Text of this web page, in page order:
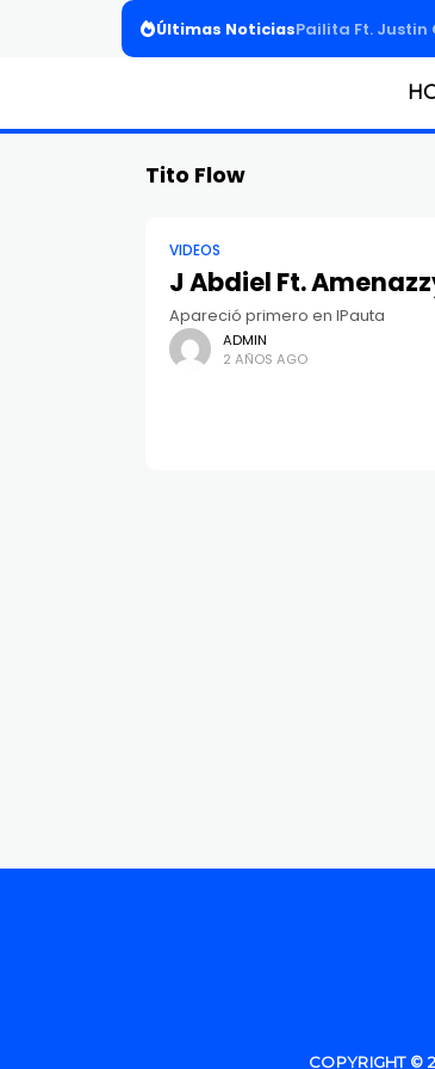
Últimas NoticiasPailita Ft.
Tito Flow
VIDEOS
J Abdiel Ft.
Apareció primero en IPauta
ADMIN
2 AÑOS AGO
COPYRIGHT ©